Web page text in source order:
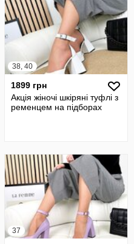
38, 40
1899 грн
Акція жіночі шкіряні туфлі з
ременцем на підборах
37